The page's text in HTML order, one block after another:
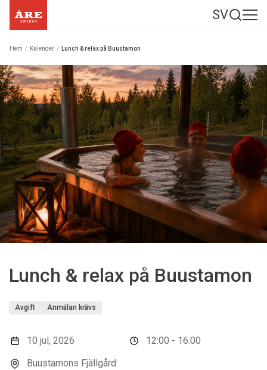
SV
Hem / Kalender / Lunch & relax på Buustamon
Lunch & relax på Buustamon
Avgift Anmälan krävs
10 jul, 2026
Buustamons Fjällgård
12:00 - 16:00